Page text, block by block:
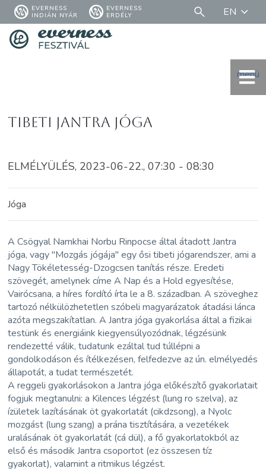
EVERNESS
INDIÁN NYÁR
EVERNESS
ERDÉLY
EN
menü
Tibeti jantra jóga
ELMÉLYÜLÉS, 2023-06-22., 07:30 - 08:30
Jóga
A Csögyal Namkhai Norbu Rinpocse által átadott Jantra
jóga, vagy "Mozgás jógája" egy ősi tibeti jógarendszer, ami a
Nagy Tökéletesség-Dzogcsen tanítás része. Eredeti
szövegét, amelynek címe A Nap és a Hold egyesítése,
Vairócsana, a híres fordító írta le a 8. században. A szöveghez
tartozó nélkülözhetetlen szóbeli magyarázatok átadási lánca
azóta megszakítatlan. A Jantra jóga gyakorlása által a fizikai
testünk és energiáink kiegyensúlyozódnak, légzésünk
rendezetté válik, tudatunk ezáltal tud túllépni a
gondolkodáson és ítélkezésen, felfedezve az ún. elmélyedés
állapotát, a tudat természetét.
A reggeli gyakorlásokon a Jantra jóga előkészítő gyakorlatait
fogjuk megtanulni: a Kilences légzést (lung ro szelva), az
ízületek lazításának öt gyakorlatát (cikdzsong), a Nyolc
mozgást (lung szang) a prána tisztítására, a vezetékek
uralásának öt gyakorlatát (cá dül), a fő gyakorlatokból az
első és második Jantra csoportot (ez összesen tíz
gyakorlat), valamint a ritmikus légzést.